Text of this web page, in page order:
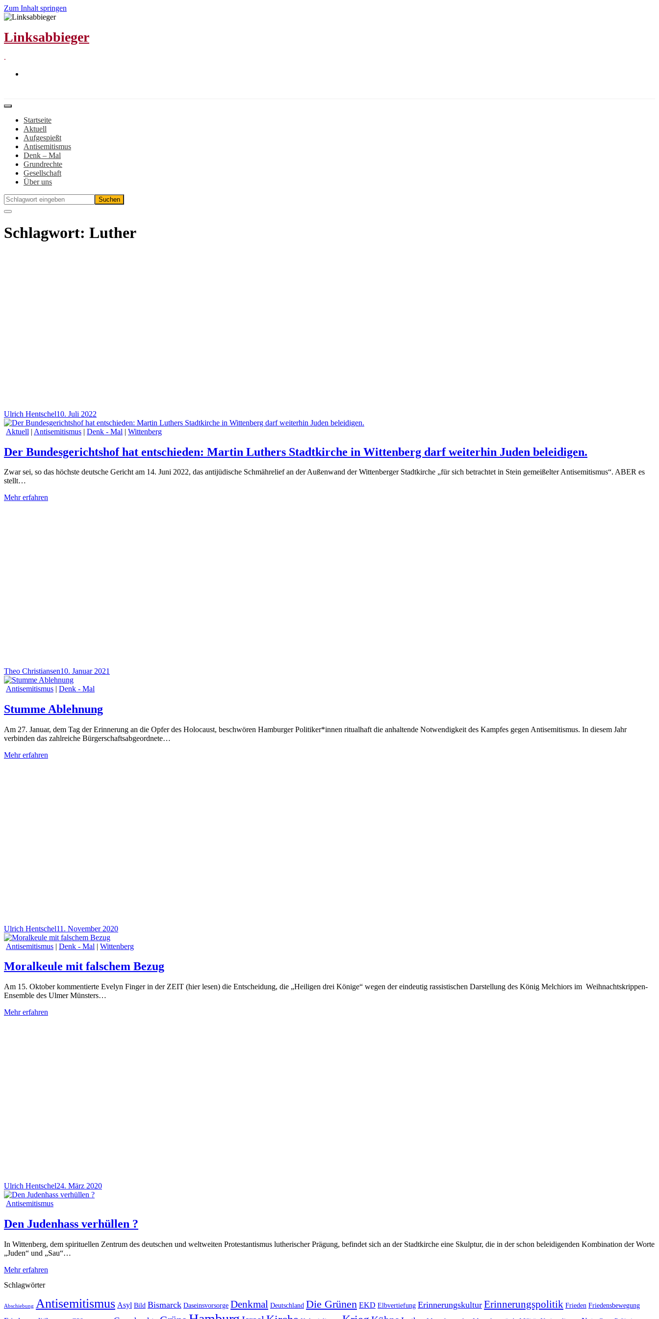
Zum Inhalt springen
Linksabbieger
.
Startseite
Aktuell
Aufgespießt
Antisemitismus
Denk – Mal
Grundrechte
Gesellschaft
Über uns
Schlagwort: Luther
Ulrich Hentschel10. Juli 2022
Aktuell | Antisemitismus | Denk - Mal | Wittenberg
Der Bundesgerichtshof hat entschieden: Martin Luthers Stadtkirche in Wittenberg darf weiterhin Juden beleidigen.
Zwar sei, so das höchste deutsche Gericht am 14. Juni 2022, das antijüdische Schmährelief an der Außenwand der Wittenberger Stadtkirche „für sich betrachtet in Stein gemeißelter Antisemitismus“. ABER es
stellt…
Mehr erfahren
Theo Christiansen10. Januar 2021
Antisemitismus | Denk - Mal
Stumme Ablehnung
Am 27. Januar, dem Tag der Erinnerung an die Opfer des Holocaust, beschwören Hamburger Politiker*innen ritualhaft die anhaltende Notwendigkeit des Kampfes gegen Antisemitismus. In diesem Jahr
verbinden das zahlreiche Bürgerschaftsabgeordnete…
Mehr erfahren
Ulrich Hentschel11. November 2020
Antisemitismus | Denk - Mal | Wittenberg
Moralkeule mit falschem Bezug
Am 15. Oktober kommentierte Evelyn Finger in der ZEIT (hier lesen) die Entscheidung, die „Heiligen drei Könige“ wegen der eindeutig rassistischen Darstellung des König Melchiors im Weihnachtskrippen-
Ensemble des Ulmer Münsters…
Mehr erfahren
Ulrich Hentschel24. März 2020
Antisemitismus
Den Judenhass verhüllen ?
In Wittenberg, dem spirituellen Zentrum des deutschen und weltweiten Protestantismus lutherischer Prägung, befindet sich an der Stadtkirche eine Skulptur, die in der schon beleidigenden Kombination der Worte
„Juden“ und „Sau“…
Mehr erfahren
Schlagwörter
Abschiebung Antisemitismus Asyl Bild Bismarck Daseinsvorsorge Denkmal Deutschland Die Grünen EKD Elbvertiefung Erinnerungskultur Erinnerungspolitik Frieden Friedensbewegung